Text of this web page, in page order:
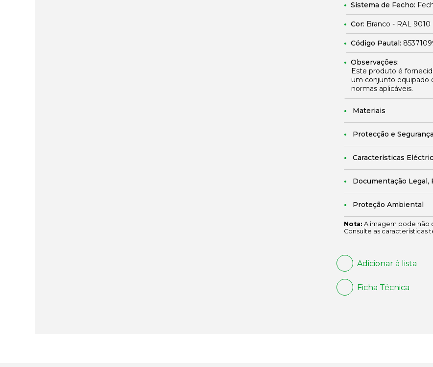
Sistema de Fecho:
Cor: Branco - RAL 9010
Código Pautal:
Observações:
Este produto é
um conjunto equipado
normas aplicáveis.
Materiais
Protecção e Segurança
Características
Documentação Legal,
Proteção Ambiental
Nota: A imagem pode não
Consulte as características
Adicionar à lista
Ficha Técnica